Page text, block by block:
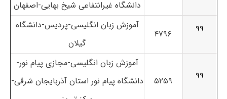
دانشگاه غیرانتفاعی شیخ بهایی-اصفهان
۹۹
۴۷۹۶
آموزش زبان انگلیسی-پردیس-دانشگاه
گیلان
۹۹ ۵۲۵۹
آموزش زبان انگلیسی-مجازی پیام نور-
دانشگاه پیام نور استان آذربایجان شرقی-